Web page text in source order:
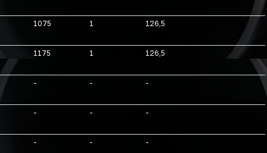
1075 1 126,5
1175 1 126,5
- - -
- - -
- - -